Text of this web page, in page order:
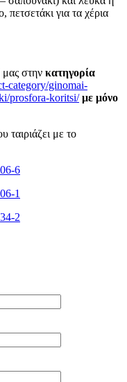
για τα χέρια
στην κατηγορία
category/ginomai-
prosfora-koritsi/ με μόνο
ταιριάζει με το
6
1
2